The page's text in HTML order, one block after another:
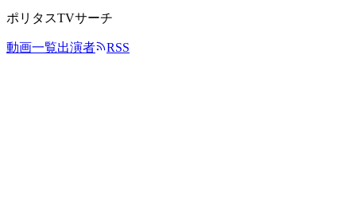
ポリタスTVサーチ
動画一覧出演者 RSS